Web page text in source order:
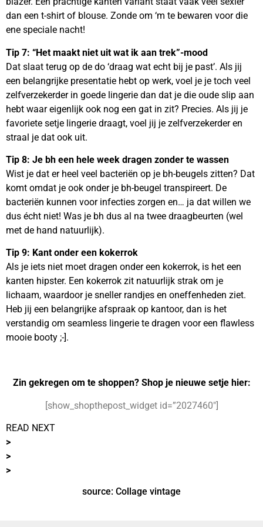
dan een t-shirt of blouse. Zonde om ‘m te bewaren voor die
ene speciale nacht!
Tip 7: “Het maakt niet uit wat ik aan trek”-mood
Dat slaat terug op de do ‘draag wat echt bij je past’. Als jij
een belangrijke presentatie hebt op werk, voel je je toch veel
zelfverzekerder in goede lingerie dan dat je die oude slip aan
hebt waar eigenlijk ook nog een gat in zit? Precies. Als jij je
favoriete setje lingerie draagt, voel jij je zelfverzekerder en
straal je dat ook uit.
Tip 8: Je bh een hele week dragen zonder te wassen
Wist je dat er heel veel bacteriën op je bh-beugels zitten? Dat
komt omdat je ook onder je bh-beugel transpireert. De
bacteriën kunnen voor infecties zorgen en… ja dat willen we
dus écht niet! Was je bh dus al na twee draagbeurten (wel
met de hand natuurlijk).
Tip 9: Kant onder een kokerrok
Als je iets niet moet dragen onder een kokerrok, is het een
kanten hipster. Een kokerrok zit natuurlijk strak om je
lichaam, waardoor je sneller randjes en oneffenheden ziet.
Heb jij een belangrijke afspraak op kantoor, dan is het
verstandig om seamless lingerie te dragen voor een flawless
mooie booty ;-].
Zin gekregen om te shoppen? Shop je nieuwe setje hier:
[show_shopthepost_widget id=”2027460″]
READ NEXT
>
>
>
source: Collage vintage